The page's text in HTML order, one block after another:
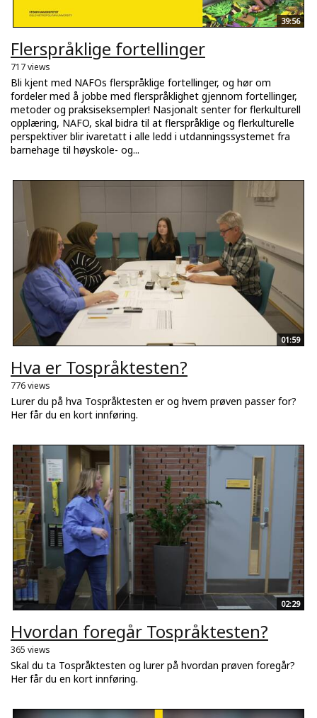
39:56
Flerspråklige fortellinger
717 views
Bli kjent med NAFOs flerspråklige fortellinger, og hør om
fordeler med å jobbe med flerspråklighet gjennom fortellinger,
metoder og praksiseksempler! Nasjonalt senter for flerkulturell
opplæring, NAFO, skal bidra til at flerspråklige og flerkulturelle
perspektiver blir ivaretatt i alle ledd i utdanningssystemet fra
barnehage til høyskole- og...
01:59
Hva er Tospråktesten?
776 views
Lurer du på hva Tospråktesten er og hvem prøven passer for?
Her får du en kort innføring.
02:29
Hvordan foregår Tospråktesten?
365 views
Skal du ta Tospråktesten og lurer på hvordan prøven foregår?
Her får du en kort innføring.